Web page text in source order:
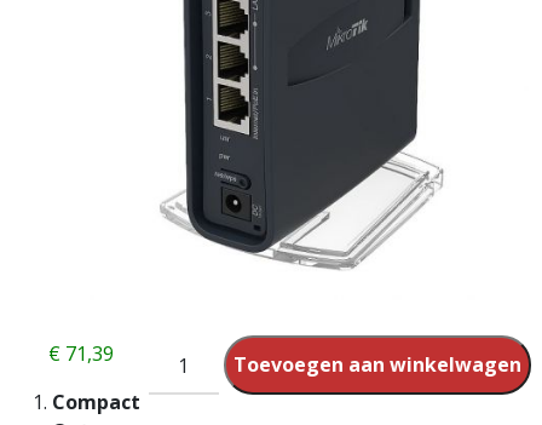
Toevoegen aan winkelwagen
€71,39
Compact